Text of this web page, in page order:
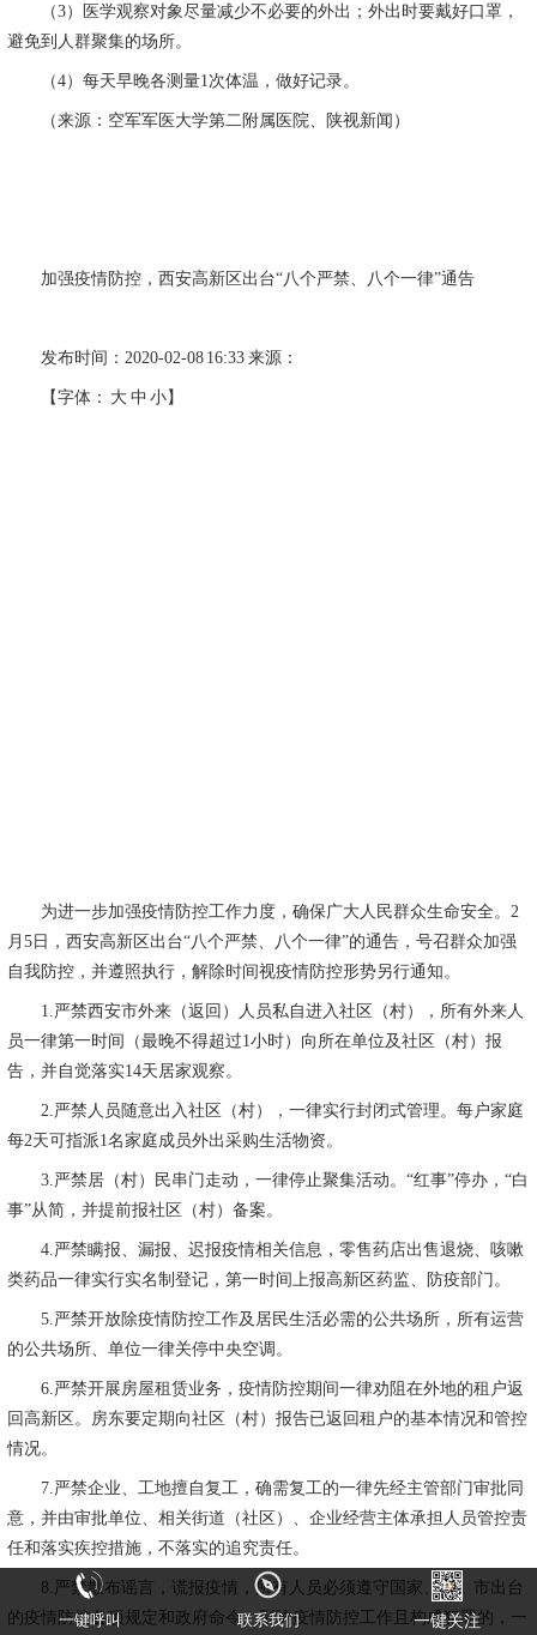
（3）医学观察对象尽量减少不必要的外出；外出时要戴好口罩，
避免到人群聚集的场所。
（4）每天早晚各测量1 次体温，做好记录。
（来源：空军军医大学第二附属医院、陕视新闻）
加强疫情防控，西安高新区出台“八个严禁、八个一律”通告
发布时间： 2020-02-08 16:33 来源：
【字体： 大 中 小】
为进一步加强疫情防控工作力度，确保广大人民群众生命安全。 2
月 5日，西安高新区出台“八个严禁、八个一律”的通告，号召群众加强
自我防控，并遵照执行，解除时间视疫情防控形势另行通知。
1. 严禁西安市外来（返回）人员私自进入社区（村），所有外来人
员一律第一时间（最晚不得超过1小时）向所在单位及社区（村）报
告，并自觉落实14天居家观察。
2. 严禁人员随意出入社区（村），一律实行封闭式管理。每户家庭
每2天可指派1名家庭成员外出采购生活物资。
3. 严禁居（村）民串门走动，一律停止聚集活动。“红事”停办，“白
事”从简，并提前报社区（村）备案。
4. 严禁瞒报、漏报、迟报疫情相关信息，零售药店出售退烧、咳嗽
类药品一律实行实名制登记，第一时间上报高新区药监、防疫部门。
5. 严禁开放除疫情防控工作及居民生活必需的公共场所，所有运营
的公共场所、单位一律关停中央空调。
6. 严禁开展房屋租赁业务，疫情防控期间一律劝阻在外地的租户返
回高新区。房东要定期向社区（村）报告已返回租户的基本情况和管控
情况。
7. 严禁企业、工地擅自复工，确需复工的一律先经主管部门审批同
意，并由审批单位、相关街道（社区）、企业经营主体承担人员管控责
任和落实疾控措施，不落实的追究责任。
8. 严禁散布谣言，谎报疫情，所有人员必须遵守国家、省、市出台
的疫情防控各项规定和政府命令。影响疫情防控工作且构成犯罪的，一
一键呼叫 联系我们 一键关注